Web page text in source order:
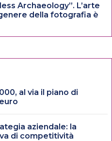
Archaeology”. L’arte
della fotografia è
al via il piano di
aziendale: la
di competitività